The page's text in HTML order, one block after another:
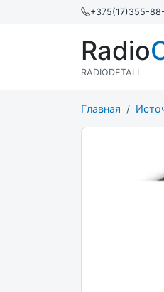
+375(17)355-
Radio
RADIODETALI
Главная